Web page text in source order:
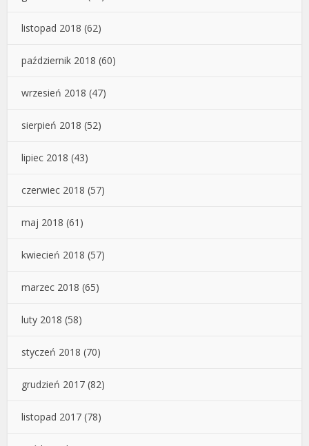
listopad 2018 (62)
październik 2018 (60)
wrzesień 2018 (47)
sierpień 2018 (52)
lipiec 2018 (43)
czerwiec 2018 (57)
maj 2018 (61)
kwiecień 2018 (57)
marzec 2018 (65)
luty 2018 (58)
styczeń 2018 (70)
grudzień 2017 (82)
listopad 2017 (78)